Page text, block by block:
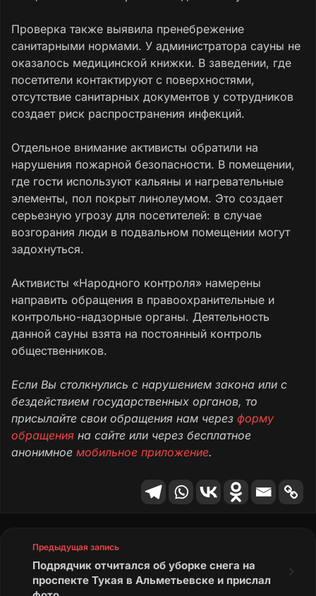
Проверка также выявила пренебрежение
санитарными нормами. У администратора сауны не
оказалось медицинской книжки. В заведении, где
посетители контактируют с поверхностями,
отсутствие санитарных документов у сотрудников
создает риск распространения инфекций.
Отдельное внимание активисты обратили на
нарушения пожарной безопасности. В помещении,
где гости используют кальяны и нагревательные
элементы, пол покрыт линолеумом. Это создает
серьезную угрозу для посетителей: в случае
возгорания люди в подвальном помещении могут
задохнуться.
Активисты «Народного контроля» намерены
направить обращения в правоохранительные и
контрольно-надзорные органы. Деятельность
данной сауны взята на постоянный контроль
общественников.
Если Вы столкнулись с нарушением закона или с
бездействием государственных органов, то
присылайте свои обращения нам через форму
обращения на сайте или через бесплатное
анонимное мобильное приложение.
Предыдущая запись
Подрядчик отчитался об уборке снега на
проспекте Тукая в Альметьевске и прислал